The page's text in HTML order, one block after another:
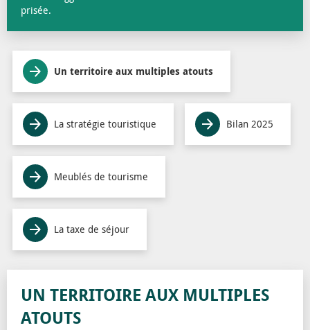
prisée.
Un territoire aux multiples atouts
La stratégie touristique Bilan 2025
Meublés de tourisme
La taxe de séjour
UN TERRITOIRE AUX MULTIPLES
ATOUTS